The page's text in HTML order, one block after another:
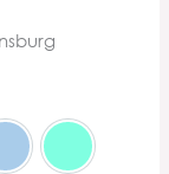
Himmelblau
Mint